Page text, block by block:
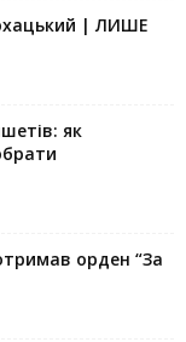
| ЛИШЕ
як
орден “За